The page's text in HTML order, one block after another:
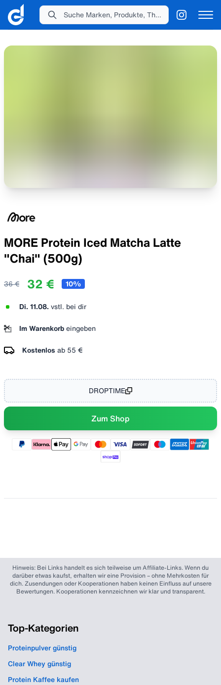
MORE Protein Iced Matcha Latte
"Chai" (500g)
36 € 32 € 10%
Di. 11.08. vstl. bei dir
Im Warenkorb eingeben
Kostenlos ab 55 €
DROPTIME
Zum Shop
Hinweis: Bei Links handelt es sich teilweise um Affiliate-Links. Wenn du
darüber etwas kaufst, erhalten wir eine Provision – ohne Mehrkosten für
dich. Zusendungen oder Kooperationen haben keinen Einfluss auf unsere
Bewertungen. Kooperationen kennzeichnen wir klar und transparent.
Top-Kategorien
Proteinpulver günstig
Clear Whey günstig
Protein Kaffee kaufen